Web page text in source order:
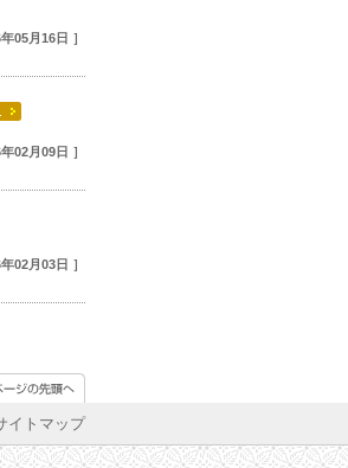
年05月16日 ］
年02月09日 ］
年02月03日 ］
イトマップ